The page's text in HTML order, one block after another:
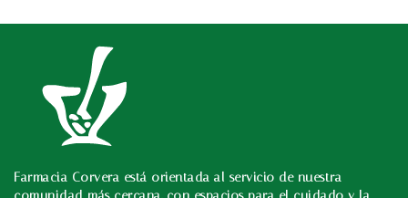
Farmacia Corvera está orientada al servicio de nuestra